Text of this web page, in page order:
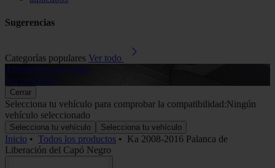
Sugerencias
Categorías populares Ver todo
Alfombrillas de goma
Ver productos
Cerrar
Selecciona tu vehículo para comprobar la compatibilidad:Ningún
vehículo seleccionado
Selecciona tu vehículo Selecciona tu vehículo
Inicio • Todos los productos • Ka 2008-2016 Palanca de
Liberación del Capó Negro